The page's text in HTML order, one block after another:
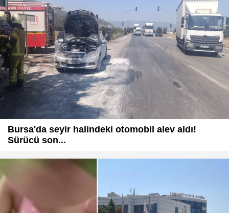
Bursa'da seyir halindeki otomobil alev aldı!
Sürücü son...